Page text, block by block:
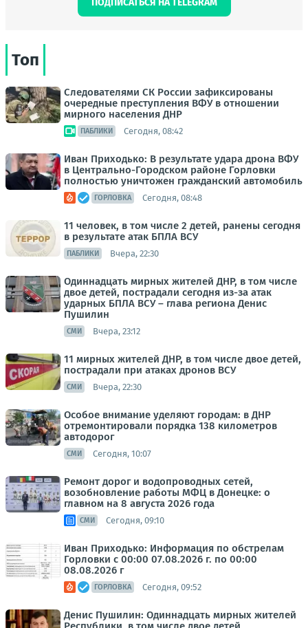
ПОДПИСАТЬСЯ НА TELEGRAM
Топ
Следователями СК России зафиксированы
очередные преступления ВФУ в отношении
мирного населения ДНР
ПАБЛИКИ Сегодня, 08:42
Иван Приходько: В результате удара дрона ВФУ
в Центрально-Городском районе Горловки
полностью уничтожен гражданский автомобиль
ГОРЛОВКА Сегодня, 08:48
11 человек, в том числе 2 детей, ранены сегодня
в результате атак БПЛА ВСУ
ПАБЛИКИ Вчера, 22:30
Одиннадцать мирных жителей ДНР, в том числе
двое детей, пострадали сегодня из-за атак
ударных БПЛА ВСУ – глава региона Денис
Пушилин
СМИ Вчера, 23:12
11 мирных жителей ДНР, в том числе двое детей,
пострадали при атаках дронов ВСУ
СМИ Вчера, 22:30
Особое внимание уделяют городам: в ДНР
отремонтировали порядка 138 километров
автодорог
СМИ Сегодня, 10:07
Ремонт дорог и водопроводных сетей,
возобновление работы МФЦ в Донецке: о
главном на 8 августа 2026 года
СМИ Сегодня, 09:10
Иван Приходько: Информация по обстрелам
Горловки с 00:00 07.08.2026 г. по 00:00
08.08.2026 г
ГОРЛОВКА Сегодня, 09:52
Денис Пушилин: Одиннадцать мирных жителей